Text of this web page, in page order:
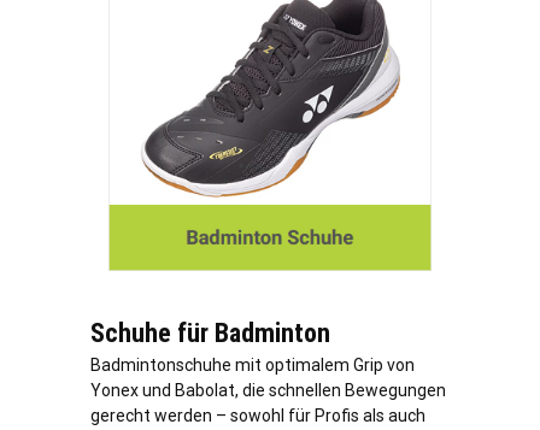
Schuhe für Badminton
Badmintonschuhe mit optimalem Grip von
Yonex und Babolat, die schnellen Bewegungen
gerecht werden – sowohl für Profis als auch